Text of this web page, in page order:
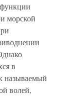
морской
в
называемый
волей,